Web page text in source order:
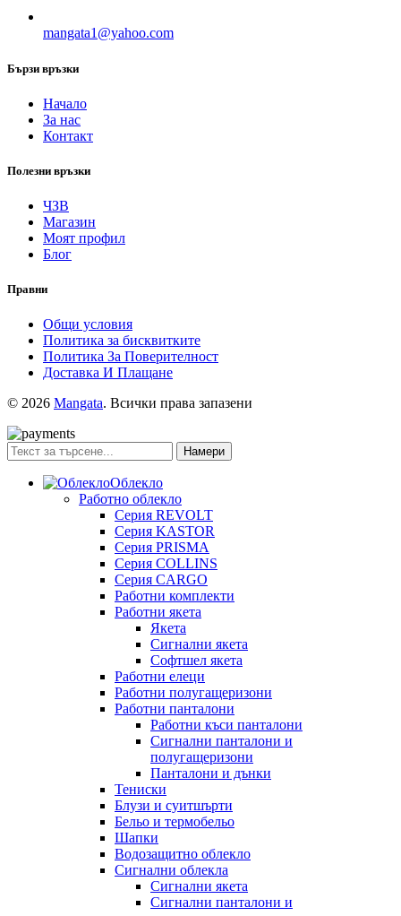
mangata1@yahoo.com
Бързи връзки
Начало
За нас
Контакт
Полезни връзки
ЧЗВ
Магазин
Моят профил
Блог
Правни
Общи условия
Политика за бисквитките
Политика За Поверителност
Доставка И Плащане
© 2026 Mangata. Всички права запазени
Намери
Облекло
Работно облекло
Серия REVOLT
Серия KASTOR
Серия PRISMA
Серия COLLINS
Серия CARGO
Работни комплекти
Работни якета
Якета
Сигнални якета
Софтшел якета
Работни елеци
Работни полугащеризони
Работни панталони
Работни къси панталони
Сигнални панталони и
полугащеризони
Панталони и дънки
Тениски
Блузи и суитшърти
Бельо и термобельо
Шапки
Водозащитно облекло
Сигнални облекла
Сигнални якета
Сигнални панталони и